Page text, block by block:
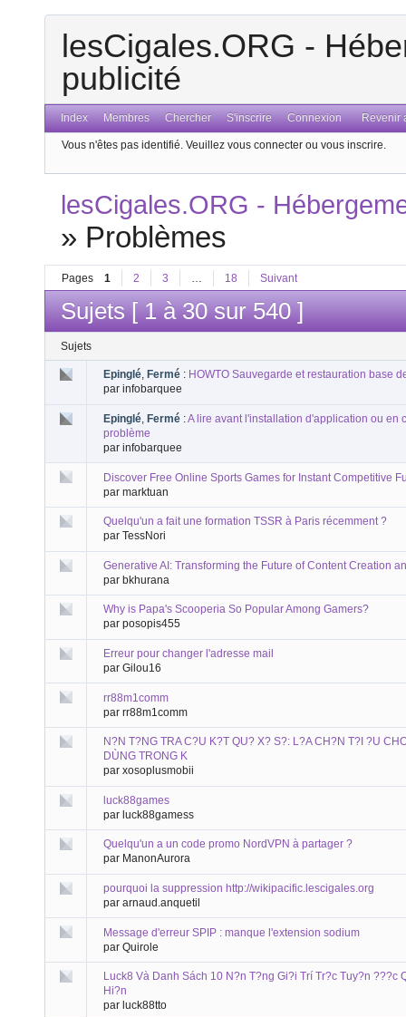
lesCigales.ORG -
publicité
Index Membres Chercher S'inscrire Connexion Revenir
Vous n'êtes pas identifié. Veuillez vous connecter ou vous inscrire.
lesCigales.ORG -
» Problèmes
Pages 1 2 3 18 Suivant
Sujets [ 1 à 30 sur 540 ]
Sujets
Epinglé, Fermé : HOWTO Sauvegarde et restauration base
par infobarquee
Epinglé, Fermé :A lire avant l'installation d'application ou en
problème
par infobarquee
Discover Free Online Sports Games for Instant Competitive
par marktuan
Quelqu'un a fait une formation TSSR à Paris récemment ?
par TessNori
Generative AI: Transforming the Future of Content Creation
par bkhurana
Why is Papa's Scooperia So Popular Among Gamers?
par posopis455
Erreur pour changer l'adresse mail
par Gilou16
rr88m1comm
par rr88m1comm
N?N T?NG TRA C?U K?T QU? X? S?: L?A CH?N T?I ?U
DÙNG TRONG K
par xosoplusmobii
luck88games
par luck88gamess
Quelqu'un a un code promo NordVPN à partager ?
par ManonAurora
pourquoi la suppression http://wikipacific.lescigales.org
par arnaud.anquetil
Message d'erreur SPIP : manque l'extension sodium
par Quirole
Luck8 Và Danh Sách 10 N?n T?ng Gi?i Trí Tr?c Tuy?n ???c
Hi?n
par luck88tto